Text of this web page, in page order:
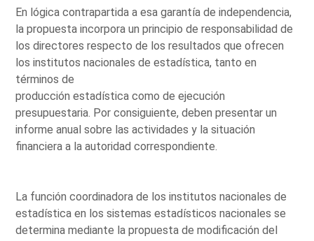
En lógica contrapartida a esa garantía de independencia,
la propuesta incorpora un principio de responsabilidad de
los directores respecto de los resultados que ofrecen
los institutos nacionales de estadística, tanto en
términos de
producción estadística como de ejecución
presupuestaria. Por consiguiente, deben presentar un
informe anual sobre las actividades y la situación
financiera a la autoridad correspondiente.
La función coordinadora de los institutos nacionales de
estadística en los sistemas estadísticos nacionales se
determina mediante la propuesta de modificación del